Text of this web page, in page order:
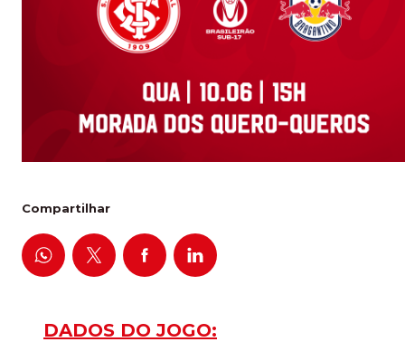
Compartilhar
DADOS DO JOGO: